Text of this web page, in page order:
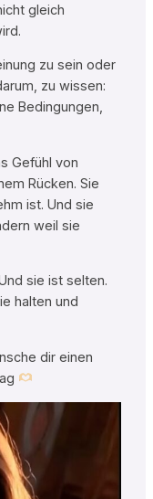
gleich
zu sein oder
zu wissen:
Bedingungen,
Gefühl von
Rücken. Sie
ist. Und sie
weil sie
sie ist selten.
halten und
dir einen